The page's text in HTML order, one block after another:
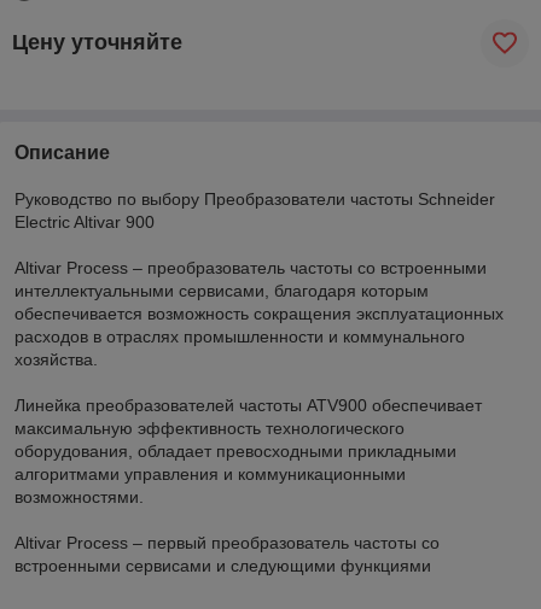
Цену уточняйте
Описание
Руководство по выбору Преобразователи частоты Schneider
Electric Altivar 900
Altivar Process – преобразователь частоты со встроенными
интеллектуальными сервисами, благодаря которым
обеспечивается возможность сокращения эксплуатационных
расходов в отраслях промышленности и коммунального
хозяйства.
Линейка преобразователей частоты ATV900 обеспечивает
максимальную эффективность технологического
оборудования, обладает превосходными прикладными
алгоритмами управления и коммуникационными
возможностями.
Altivar Process – первый преобразователь частоты со
встроенными сервисами и следующими функциями